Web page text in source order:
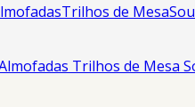
Trilhos de Mesa
Trilhos de Mesa